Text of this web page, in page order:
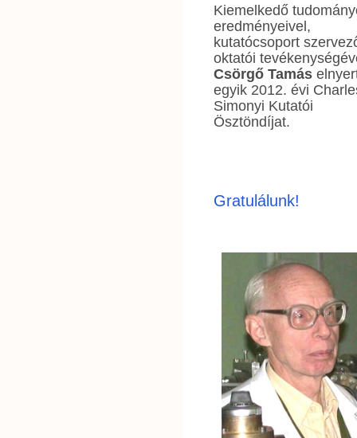
Kiemelkedő
eredményeivel,
kutatócsoport
oktatói
Csörgő Tamás
egyik 2012. évi
Simonyi Kutatói
Ösztöndíjat.
Gratulálunk!